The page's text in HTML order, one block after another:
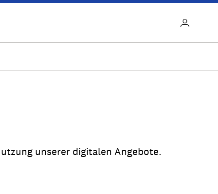
unserer digitalen Angebote.